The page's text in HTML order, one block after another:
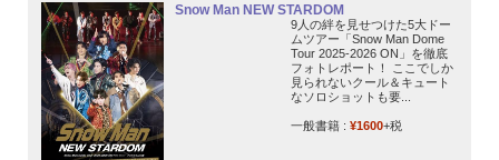
Snow Man NEW STARDOM
9人の絆を見せつけた5大ドー
ムツアー「Snow Man Dome
Tour 2025-2026 ON」を徹底
フォトレポート！ ここでしか
見られないクール＆キュート
なソロショットも要...
一般書籍 : ¥1600+税